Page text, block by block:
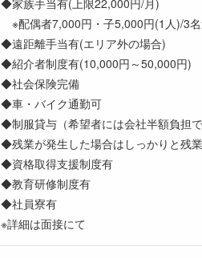
◆家族手当有(上限22,000円/月)
※配偶者7,000円・子5,000円(1人)/3
◆遠距離手当有(エリア外の場合)
◆紹介者制度有(10,000円～50,000円)
◆社会保険完備
◆車・バイク通勤可
◆制服貸与（希望者には会社半額負担
◆残業が発生した場合はしっかりと残業
◆資格取得支援制度有
◆教育研修制度有
◆社員寮有
※詳細は面接にて